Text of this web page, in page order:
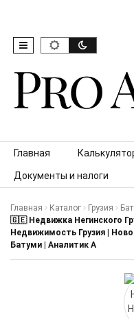
Skip to content
Главная
Документы и налоги
Главная Каталог Грузия
🇬🇪 Недвижка Негинского
Недвижимость Грузия |
Батуми | Аналитик А